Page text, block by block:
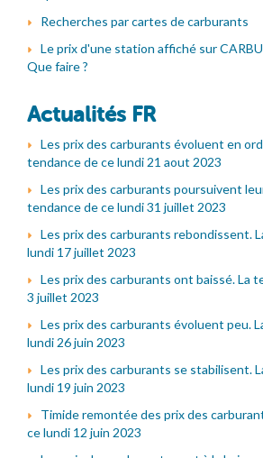
Recherches par cartes de carburants
Le prix d'une station affiché sur
Que faire ?
Actualités FR
Les prix des carburants évoluent en
tendance de ce lundi 21 aout 2023
Les prix des carburants poursuivent
tendance de ce lundi 31 juillet 2023
Les prix des carburants rebondissent.
lundi 17 juillet 2023
Les prix des carburants ont baissé. La
3 juillet 2023
Les prix des carburants évoluent peu.
lundi 26 juin 2023
Les prix des carburants se stabilisent.
lundi 19 juin 2023
Timide remontée des prix des
ce lundi 12 juin 2023